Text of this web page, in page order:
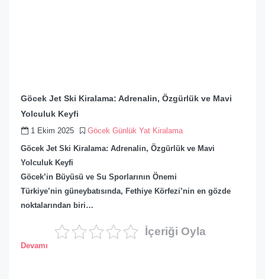
Göcek Jet Ski Kiralama: Adrenalin, Özgürlük ve Mavi
Yolculuk Keyfi
1 Ekim 2025
Göcek Günlük Yat Kiralama
Göcek Jet Ski Kiralama: Adrenalin, Özgürlük ve Mavi
Yolculuk Keyfi
Göcek’in Büyüsü ve Su Sporlarının Önemi
Türkiye’nin güneybatısında, Fethiye Körfezi’nin en gözde
noktalarından biri…
İçeriği Oyla
Devamı